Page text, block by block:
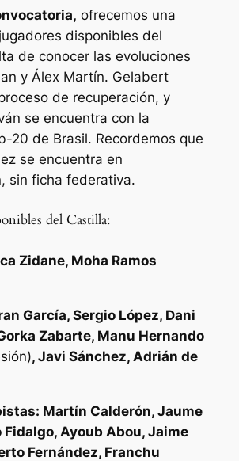
ofrecemos una
disponibles del
de conocer las evoluciones
y Álex Martín. Gelabert
de recuperación, y
se encuentra con la
20 de Brasil. Recordemos que
se encuentra en
sin ficha federativa.
del Castilla:
Zidane, Moha Ramos
García, Sergio López, Dani
Zabarte, Manu Hernando
, Javi Sánchez, Adrián de
Martín Calderón, Jaume
Fidalgo, Ayoub Abou, Jaime
Fernández, Franchu